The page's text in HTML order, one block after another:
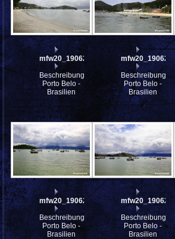
mfw20_190625
Beschreibung:
Porto Belo -
Brasilien
mfw20_190623
Beschreibung:
Porto Belo -
Brasilien
mfw20_190621
Beschreibung:
Porto Belo -
Brasilien
mfw20_190620
Beschreibung:
Porto Belo -
Brasilien